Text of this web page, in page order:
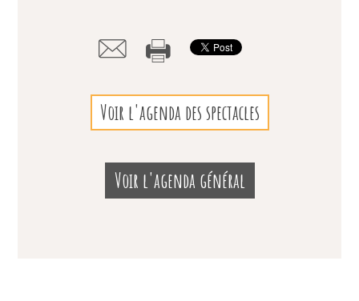
Voir l'agenda des spectacles
Voir l'agenda général